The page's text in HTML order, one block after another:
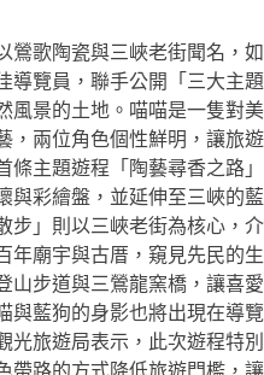
鶯歌陶瓷與三峽老街聞名，
導覽員，聯手公開「三大主
風景的土地。喵喵是一隻對
，兩位角色個性鮮明，讓旅
條主題遊程「陶藝尋香之路
與彩繪盤，並延伸至三峽的
步」則以三峽老街為核心，
年廟宇與古厝，窺見先民的
山步道與三鶯龍窯橋，讓喜
與藍狗的身影也將出現在導
光旅遊局表示，此次遊程特